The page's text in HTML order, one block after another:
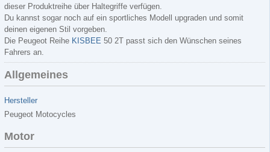
dieser Produktreihe über Haltegriffe verfügen.
Du kannst sogar noch auf ein sportliches Modell upgraden und somit
deinen eigenen Stil vorgeben.
Die Peugeot Reihe KISBEE 50 2T passt sich den Wünschen seines
Fahrers an.
Allgemeines
Hersteller
Peugeot Motocycles
Motor